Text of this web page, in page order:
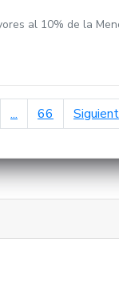
al 10% de la
... 66